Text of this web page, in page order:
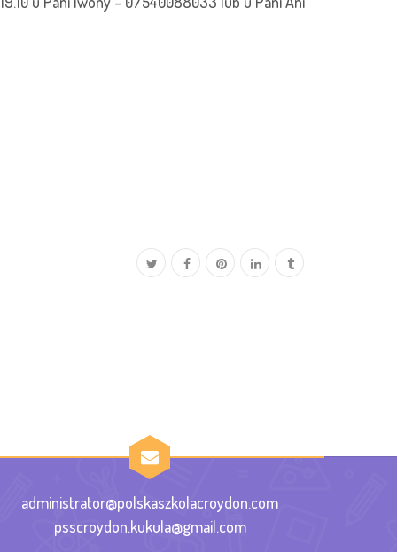
administrator@polskaszkolacroydon.com
psscroydon.kukula@gmail.com